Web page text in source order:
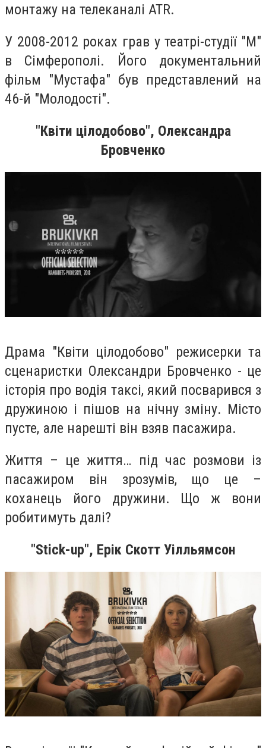
монтажу на телеканалі ATR.
У 2008-2012 роках грав у театрі-студії "М"
в Сімферополі. Його документальний
фільм "Мустафа" був представлений на
46-й "Молодості".
"Квіти цілодобово", Олександра
Бровченко
Драма "Квіти цілодобово" режисерки та
сценаристки Олександри Бровченко - це
історія про водія таксі, який посварився з
дружиною і пішов на нічну зміну. Місто
пусте, але нарешті він взяв пасажира.
Життя – це життя… під час розмови із
пасажиром він зрозумів, що це –
коханець його дружини. Що ж вони
робитимуть далі?
"Stick-up", Ерік Скотт Уілльямсон